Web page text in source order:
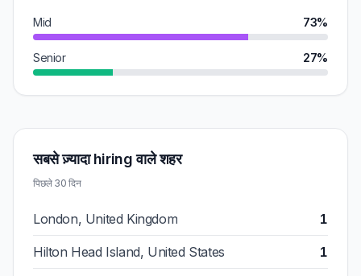
Mid 73%
Senior 27%
सबसे ज़्यादा hiring वाले शहर
पिछले 30 दिन
London, United Kingdom 1
Hilton Head Island, United States 1